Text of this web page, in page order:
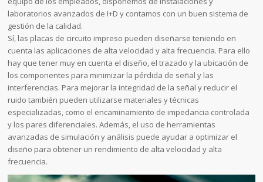
laboratorios avanzados de I+D y contamos con un buen sistema de
gestión de la calidad.
Sí, las placas de circuito impreso pueden diseñarse teniendo en
cuenta las aplicaciones de alta velocidad y alta frecuencia. Para ello
hay que tener muy en cuenta el diseño, el trazado y la ubicación de
los componentes para minimizar la pérdida de señal y las
interferencias. Para mejorar la integridad de la señal y reducir el
ruido también pueden utilizarse materiales y técnicas
especializadas, como el encaminamiento de impedancia controlada
y los pares diferenciales. Además, el uso de herramientas
avanzadas de simulación y análisis puede ayudar a optimizar el
diseño para obtener un rendimiento de alta velocidad y alta
frecuencia.